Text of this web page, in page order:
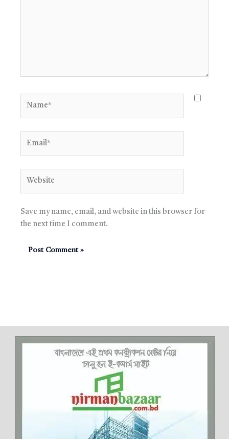
Save my name, email, and website in this browser for
the next time I comment.